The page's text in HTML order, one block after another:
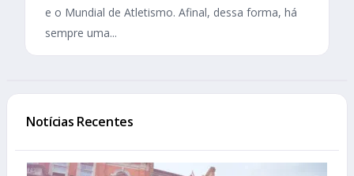
e o Mundial de Atletismo. Afinal, dessa forma, há
sempre uma...
Notícias Recentes